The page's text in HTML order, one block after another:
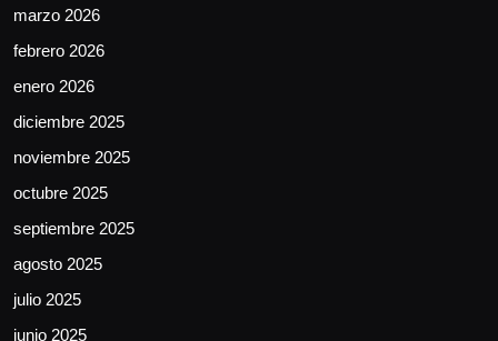
marzo 2026
febrero 2026
enero 2026
diciembre 2025
noviembre 2025
octubre 2025
septiembre 2025
agosto 2025
julio 2025
junio 2025